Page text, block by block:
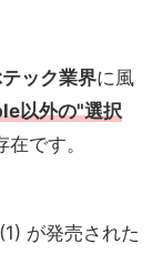
ック業界に風
以外の"選択
です。
が発売された